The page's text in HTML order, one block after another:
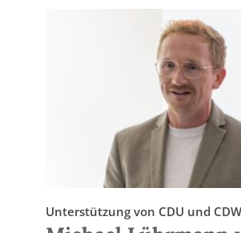
Unterstützung von CDU und CDW